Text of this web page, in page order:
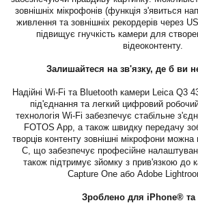
зовнішніх мікрофонів (функція з'явиться
живлення та зовнішніх рекордерів через
підвищує гнучкість камери для
відеоконтенту.
Залишайтеся на зв'язку, де б ви
Надійні Wi-Fi та Bluetooth камери Leica Q3
під'єднання та легкий цифровий
технологія Wi-Fi забезпечує стабільне
FOTOS App, а також швидку передачу
творців контенту зовнішні мікрофони
C, що забезпечує професійне
також підтримує зйомку з прив'язкою до
Capture One або Adobe
Зроблено для iPhone®